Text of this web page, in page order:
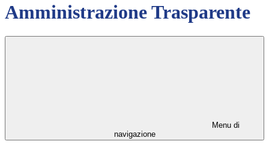
Amministrazione Trasparente
Menu di
navigazione